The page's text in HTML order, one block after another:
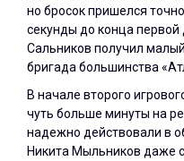
но бросок пришелся
секунды до конца
Сальников получил
бригада большинства
В начале второго
чуть больше минуты на
надежно действовали в
Никита Мыльников даже